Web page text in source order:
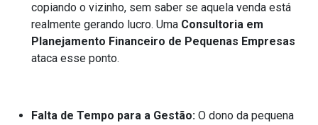
copiando o vizinho, sem saber se aquela venda está
realmente gerando lucro. Uma Consultoria em
Planejamento Financeiro de Pequenas Empresas
ataca esse ponto.
Falta de Tempo para a Gestão: O dono da pequena